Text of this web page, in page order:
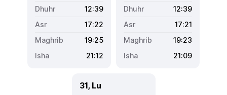
12:39
17:22
19:25
21:12
12:39
17:21
19:23
21:09
31, Lu